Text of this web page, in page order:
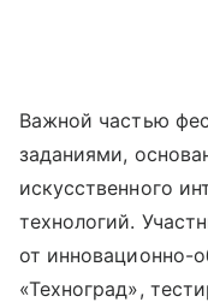
Важной частью
заданиями,
искусственного
технологий.
от инновационно-
«Техноград»,